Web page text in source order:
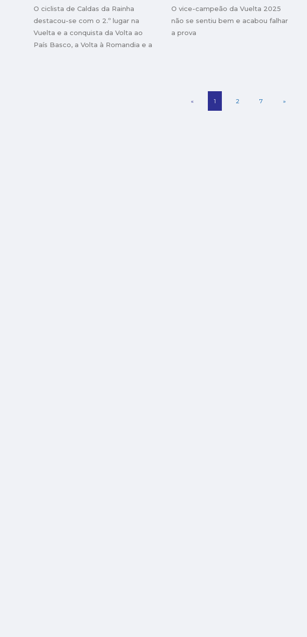
O ciclista de Caldas da Rainha
destacou-se com o 2.º lugar na
Vuelta e a conquista da Volta ao
País Basco, a Volta à Romandia e a
O vice-campeão da Vuelta 2025
não se sentiu bem e acabou falhar
a prova
« 1 2 7 »